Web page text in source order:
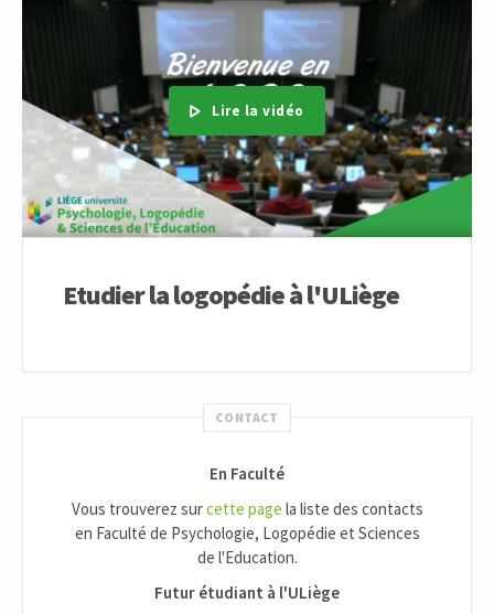
Lire la vidéo
Etudier la logopédie à l'ULiège
CONTACT
En Faculté
Vous trouverez surcette page la liste des contacts
en Faculté de Psychologie, Logopédie et Sciences
de l'Education.
Futur étudiant à l'ULiège